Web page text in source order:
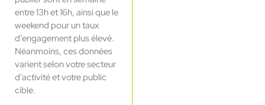
entre 13h et 16h, ainsi que le
weekend pour un taux
d’engagement plus élevé.
Néanmoins, ces données
varient selon votre secteur
d’activité et votre public
cible.